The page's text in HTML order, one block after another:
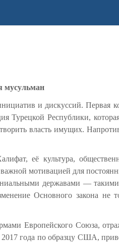
мусульман
и дискуссий. Первая
Республики,
власть имущих.
её культура,
мотивацией для
державами —
Основного закона не
Европейского Союза,
2017 года по образцу США,